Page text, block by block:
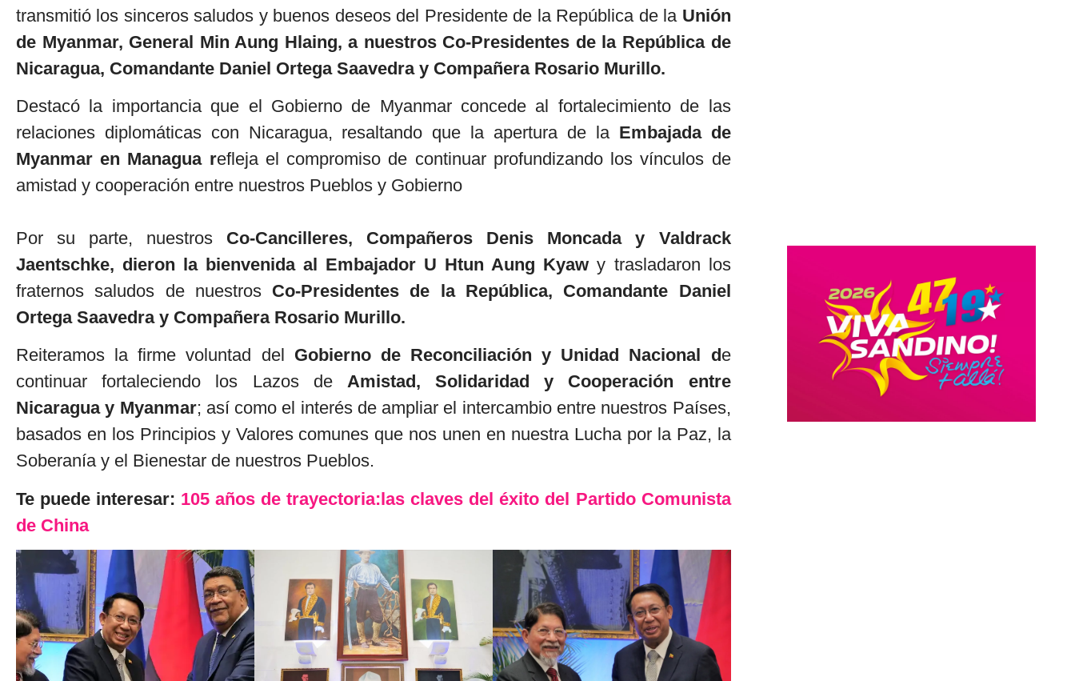
transmitió los sinceros saludos y buenos deseos del Presidente de la República de la Unión
de Myanmar, General Min Aung Hlaing, a nuestros Co-Presidentes de la República de
Nicaragua, Comandante Daniel Ortega Saavedra y Compañera Rosario Murillo.
Destacó la importancia que el Gobierno de Myanmar concede al fortalecimiento de las
relaciones diplomáticas con Nicaragua, resaltando que la apertura de laEmbajada de
Myanmar en Managua refleja el compromiso de continuar profundizando los vínculos de
amistad y cooperación entre nuestros Pueblos y Gobierno
Por su parte, nuestros Co-Cancilleres, Compañeros Denis Moncada y Valdrack
Jaentschke, dieron la bienvenida al Embajador U Htun Aung Kyaw y trasladaron los
fraternos saludos de nuestros Co-Presidentes de la República, Comandante Daniel
Ortega Saavedra y Compañera Rosario Murillo.
Reiteramos la firme voluntad del Gobierno de Reconciliación y Unidad Nacional d e
continuar fortaleciendo los Lazos de Amistad, Solidaridad y Cooperación entre
Nicaragua y Myanmar; así como el interés de ampliar el intercambio entre nuestros Países,
basados en los Principios y Valores comunes que nos unen en nuestra Lucha por la Paz, la
Soberanía y el Bienestar de nuestros Pueblos.
Te puede interesar: 105 años de trayectoria:las claves del éxito del Partido Comunista
de China